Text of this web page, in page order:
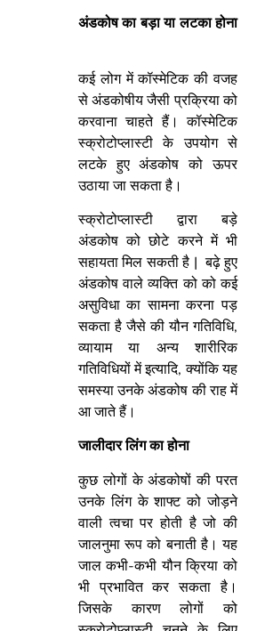
अंडकोष का बड़ा या लटका होना
कई लोग में कॉस्मेटिक की वजह
से अंडकोषीय जैसी प्रक्रिया को
करवाना चाहते हैं। कॉस्मेटिक
स्क्रोटोप्लास्टी के उपयोग से
लटके हुए अंडकोष को ऊपर
उठाया जा सकता है।
स्क्रोटोप्लास्टी द्वारा बड़े
अंडकोष को छोटे करने में भी
सहायता मिल सकती है | बढ़े हुए
अंडकोष वाले व्यक्ति को को कई
असुविधा का सामना करना पड़
सकता है जैसे की यौन गतिविधि,
व्यायाम या अन्य शारीरिक
गतिविधियों में इत्यादि, क्योंकि यह
समस्या उनके अंडकोष की राह में
आ जाते हैं।
जालीदार लिंग का होना
कुछ लोगों के अंडकोषों की परत
उनके लिंग के शाफ्ट को जोड़ने
वाली त्वचा पर होती है जो की
जालनुमा रूप को बनाती है। यह
जाल कभी-कभी यौन क्रिया को
भी प्रभावित कर सकता है।
जिसके कारण लोगों को